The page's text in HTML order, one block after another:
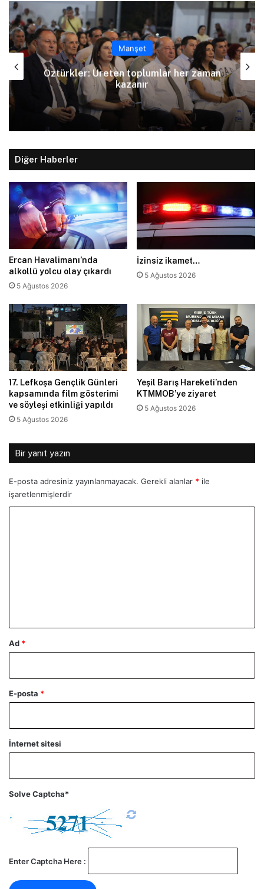
Manşet
Arıklı, YDP’nin Lefkoşa Türk Belediyesi
Başkan Adayını açıkladı
Diğer Haberler
Ercan Havalimanı’nda
alkollü yolcu olay çıkardı
5 Ağustos 2026
İzinsiz ikamet…
5 Ağustos 2026
17. Lefkoşa Gençlik Günleri
kapsamında film gösterimi
ve söyleşi etkinliği yapıldı
5 Ağustos 2026
Yeşil Barış Hareketi’nden
KTMMOB’ye ziyaret
5 Ağustos 2026
Bir yanıt yazın
E-posta adresiniz yayınlanmayacak. Gerekli alanlar * ile
işaretlenmişlerdir
Ad *
E-posta *
İnternet sitesi
Solve Captcha*
Enter Captcha Here :